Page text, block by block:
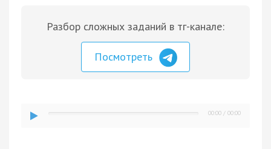
Разбор сложных заданий в тг-канале:
Посмотреть
00:00 / 00:00